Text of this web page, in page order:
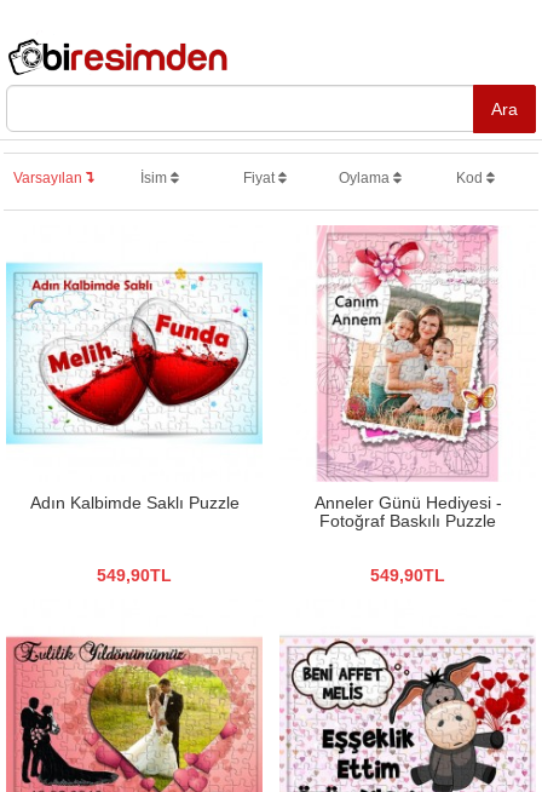
Varsayılan İsim Fiyat Oylama Kod
Adın Kalbimde Saklı Puzzle
549,90TL
Anneler Günü Hediyesi -
Fotoğraf Baskılı Puzzle
549,90TL